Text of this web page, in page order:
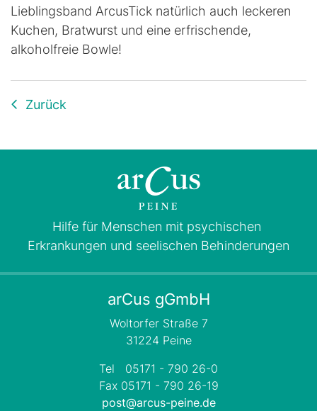
Lieblingsband ArcusTick natürlich auch leckeren
Kuchen, Bratwurst und eine erfrischende,
alkoholfreie Bowle!
Zurück
Hilfe für Menschen mit psychischen
Erkrankungen und seelischen Behinderungen
arCus gGmbH
Woltorfer Straße 7
31224 Peine
Tel 05171 - 790 26-0
Fax 05171 - 790 26-19
post@arcus-peine.de